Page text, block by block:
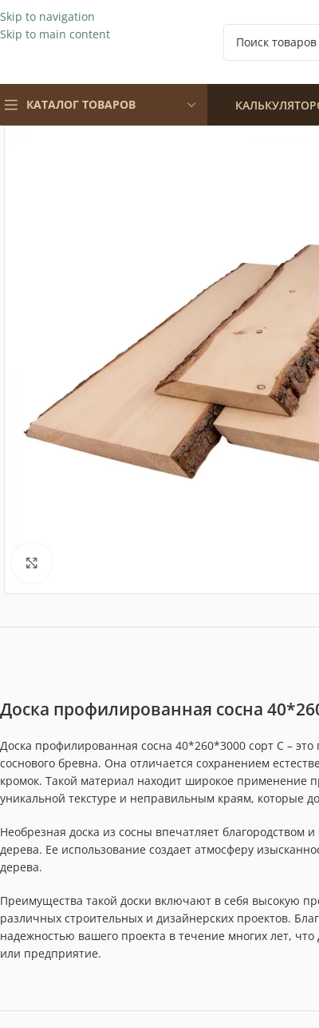
Skip to navigation
Skip to main content
КАТАЛОГ ТОВАРОВ КАЛЬКУЛЯТОР
Доска профилированная сосна
Доска профилированная сосна 40*260*3000 сорт С –
соснового бревна. Она отличается сохранением
кромок. Такой материал находит широкое применение
уникальной текстуре и неправильным краям, которые
Необрезная доска из сосны впечатляет
дерева. Ее использование создает атмосферу
дерева.
Преимущества такой доски включают в себя высокую
различных строительных и дизайнерских проектов.
надежностью вашего проекта в течение многих лет,
или предприятие.